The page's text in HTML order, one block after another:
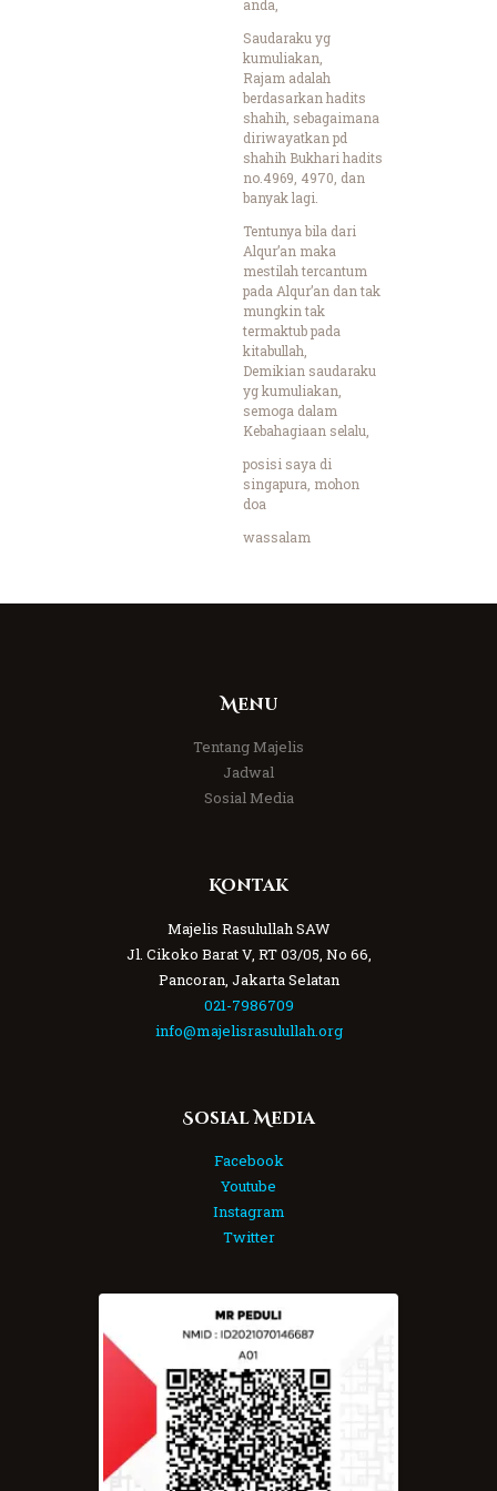
anda,
Saudaraku yg
kumuliakan,
Rajam adalah
berdasarkan hadits
shahih, sebagaimana
diriwayatkan pd
shahih Bukhari hadits
no.4969, 4970, dan
banyak lagi.
Tentunya bila dari
Alqur’an maka
mestilah tercantum
pada Alqur’an dan tak
mungkin tak
termaktub pada
kitabullah,
Demikian saudaraku
yg kumuliakan,
semoga dalam
Kebahagiaan selalu,
posisi saya di
singapura, mohon
doa
wassalam
Menu
Tentang Majelis
Jadwal
Sosial Media
Kontak
Majelis Rasulullah SAW
Jl. Cikoko Barat V, RT 03/05, No 66,
Pancoran, Jakarta Selatan
021-7986709
info@majelisrasulullah.org
Sosial Media
Facebook
Youtube
Instagram
Twitter